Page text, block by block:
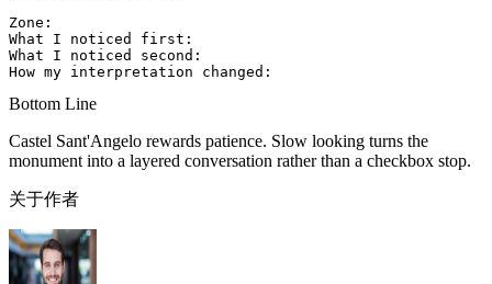
Zone:
What I noticed first:
What I noticed second:
Bottom Line
Castel Sant'Angelo rewards patience. Slow looking turns the
monument into a layered conversation rather than a checkbox stop.
关于作者